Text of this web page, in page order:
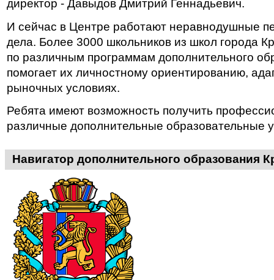
директор - Давыдов Дмитрий Геннадьевич.
И сейчас в Центре работают неравнодушные
дела. Более 3000 школьников из школ города
по различным программам дополнительного
помогает их личностному ориентированию,
рыночных условиях.
Ребята имеют возможность получить
различные дополнительные образовательные
Навигатор дополнительного образования